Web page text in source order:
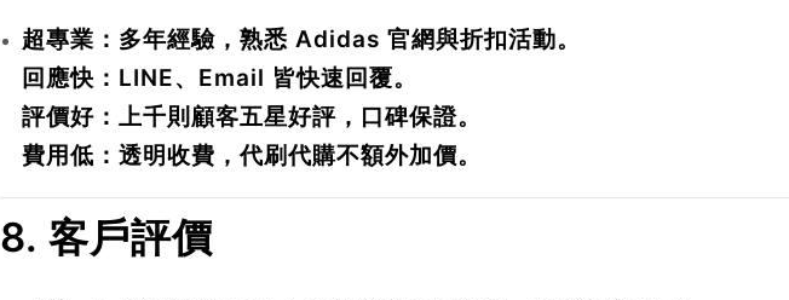
超專業 ：多年經驗，熟悉 Adidas 官網與折扣活動。
回應快 ：LINE、Email 皆快速回覆。
評價好：上千則顧客五星好評，口碑保證。
費用低 ：透明收費，代刷代購不額外加價。
8. 客戶評價